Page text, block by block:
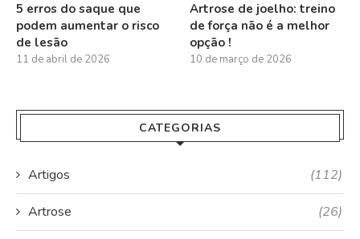
5 erros do saque que
podem aumentar o risco
de lesão
11 de abril de 2026
Artrose de joelho: treino
de força não é a melhor
opção !
10 de março de 2026
CATEGORIAS
Artigos (112)
Artrose (26)